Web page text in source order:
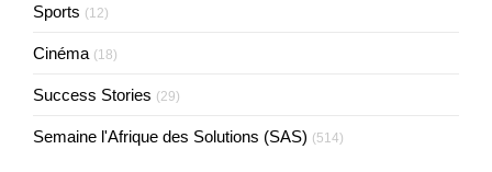
Sports (12)
Cinéma (18)
Success Stories (29)
Semaine l'Afrique des Solutions (SAS) (514)